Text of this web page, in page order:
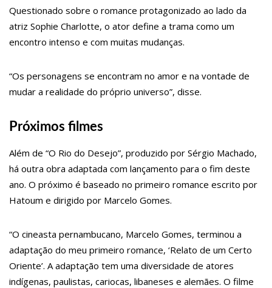
humorista
Livre da Globo, Galvão Bueno realiza sonho antigo e estreia
programa
11:35Prefeitura e Sinetram emitem cartão PassaFácil gratuitamente
cultura
13:32
Governo do Amazonas vai em busca de modelo de parques
ecoindustriais na Coreia do Sul
13:24Mulher é sequestrada, agredida e tem o cabelo raspado por
13:18Velório de Rita Lee, em São Paulo, será aberto ao público
Nattan revela problema de saúde e afastamento temporário
dos palcos
13:10Anaju quase lambe lingua de Tati Zaqui e dá abaixadinha na
calça: “Empinei pra foto mesmo”
13:06Motorista de aplicativo é preso por levar e buscar bandidos
barranco e passageiro morre
12:59Manaus registra ocorrências de desabamento em manhã
chuvosa
12:48Polícia investiga caso de bebê que teve cabeça arrancada no
parto
Questionado sobre o romance protagonizado ao lado da
atriz Sophie Charlotte, o ator define a trama como um
encontro intenso e com muitas mudanças.
“Os personagens se encontram no amor e na vontade de
mudar a realidade do próprio universo”, disse.
Próximos filmes
Além de “O Rio do Desejo”, produzido por Sérgio Machado,
há outra obra adaptada com lançamento para o fim deste
ano. O próximo é baseado no primeiro romance escrito por
Hatoum e dirigido por Marcelo Gomes.
“O cineasta pernambucano, Marcelo Gomes, terminou a
adaptação do meu primeiro romance, ‘Relato de um Certo
Oriente’. A adaptação tem uma diversidade de atores
indígenas, paulistas, cariocas, libaneses e alemães. O filme